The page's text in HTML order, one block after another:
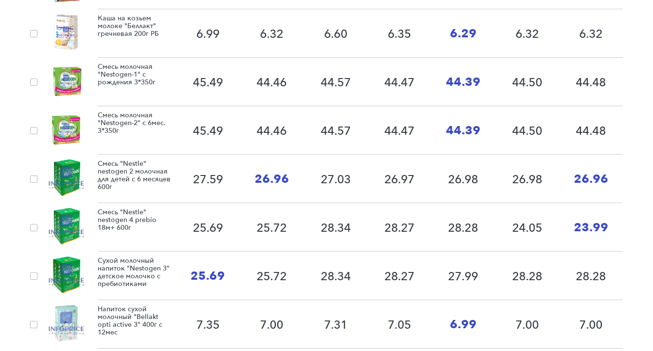
Каша на козьем
молоке "Беллакт"
гречневая 200г РБ
Смесь молочная
"Nestogen-1" с
рождения 3*350г
Смесь молочная
"Nestogen-2" с 6мес.
3*350г
Смесь "Nestle"
nestogen 2 молочная
для детей с 6 месяцев
600г
Смесь "Nestle"
nestogen 4 prebio
18м+ 600г
Сухой молочный
напиток "Nestogen 3"
детское молочко с
пребиотиками
Напиток сухой
молочный "Bellakt
opti active 3" 400г с
12мес
6.99
45.49
45.49
27.59
25.69
25.69
7.35
6.32
44.46
44.46
26.96
25.72
25.72
7.00
6.60
44.57
44.57
27.03
28.34
28.34
7.31
6.35
44.47
44.47
26.97
28.27
28.27
7.05
6.29
44.39
44.39
26.98
28.28
27.99
6.99
6.32
44.50
44.50
26.98
24.05
28.28
7.00
6.32
44.48
44.48
26.96
23.99
28.28
7.00